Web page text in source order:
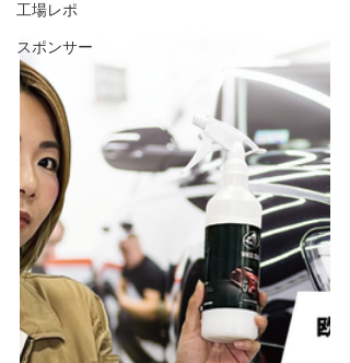
工場レポ
スポンサー